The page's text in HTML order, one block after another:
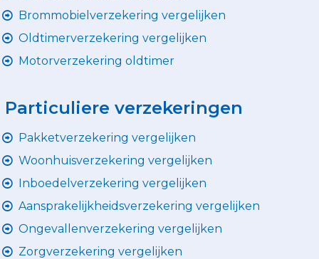
Brommobielverzekering vergelijken
Oldtimerverzekering vergelijken
Motorverzekering oldtimer
Particuliere verzekeringen
Pakketverzekering vergelijken
Woonhuisverzekering vergelijken
Inboedelverzekering vergelijken
Aansprakelijkheidsverzekering vergelijken
Ongevallenverzekering vergelijken
Zorgverzekering vergelijken